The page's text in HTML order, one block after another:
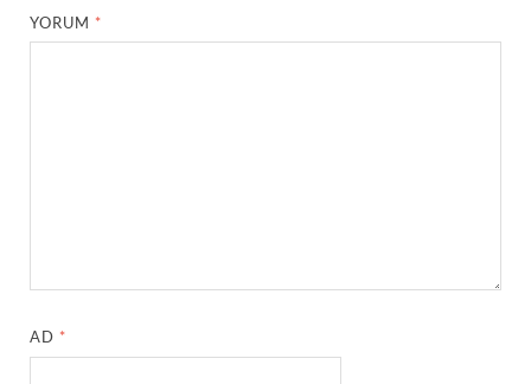
YORUM *
AD *